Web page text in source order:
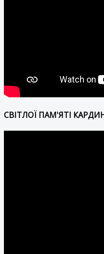
СВІТЛОЇ ПАМ'ЯТІ